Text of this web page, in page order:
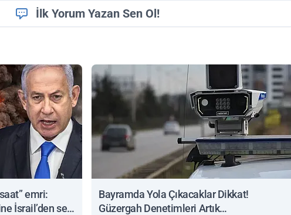
İlk Yorum Yazan Sen Ol!
emri:
İsrail’den sert
Bayramda Yola Çıkacaklar Dikkat!
Güzergah Denetimleri Artık